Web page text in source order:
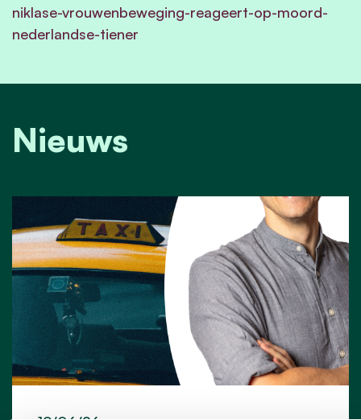
niklase-vrouwenbeweging-reageert-op-moord-
nederlandse-tiener
Nieuws